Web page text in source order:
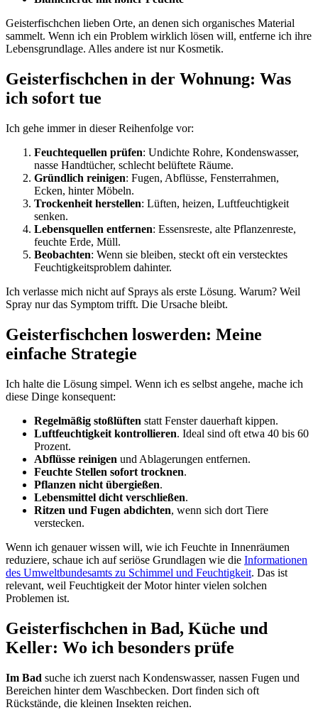
Geisterfischchen lieben Orte, an denen sich organisches Material
sammelt. Wenn ich ein Problem wirklich lösen will, entferne ich ihre
Lebensgrundlage. Alles andere ist nur Kosmetik.
Geisterfischchen in der Wohnung: Was
ich sofort tue
Ich gehe immer in dieser Reihenfolge vor:
Feuchtequellen prüfen: Undichte Rohre, Kondenswasser,
nasse Handtücher, schlecht belüftete Räume.
Gründlich reinigen: Fugen, Abflüsse, Fensterrahmen,
Ecken, hinter Möbeln.
Trockenheit herstellen: Lüften, heizen, Luftfeuchtigkeit
senken.
Lebensquellen entfernen: Essensreste, alte Pflanzenreste,
feuchte Erde, Müll.
Beobachten: Wenn sie bleiben, steckt oft ein verstecktes
Feuchtigkeitsproblem dahinter.
Ich verlasse mich nicht auf Sprays als erste Lösung. Warum? Weil
Spray nur das Symptom trifft. Die Ursache bleibt.
Geisterfischchen loswerden: Meine
einfache Strategie
Ich halte die Lösung simpel. Wenn ich es selbst angehe, mache ich
diese Dinge konsequent:
Regelmäßig stoßlüften statt Fenster dauerhaft kippen.
Luftfeuchtigkeit kontrollieren. Ideal sind oft etwa 40 bis 60
Prozent.
Abflüsse reinigen und Ablagerungen entfernen.
Feuchte Stellen sofort trocknen.
Pflanzen nicht übergießen.
Lebensmittel dicht verschließen.
Ritzen und Fugen abdichten, wenn sich dort Tiere
verstecken.
Wenn ich genauer wissen will, wie ich Feuchte in Innenräumen
reduziere, schaue ich auf seriöse Grundlagen wie die Informationen
des Umweltbundesamts zu Schimmel und Feuchtigkeit. Das ist
relevant, weil Feuchtigkeit der Motor hinter vielen solchen
Problemen ist.
Geisterfischchen in Bad, Küche und
Keller: Wo ich besonders prüfe
Im Bad suche ich zuerst nach Kondenswasser, nassen Fugen und
Bereichen hinter dem Waschbecken. Dort finden sich oft
Rückstände, die kleinen Insekten reichen.